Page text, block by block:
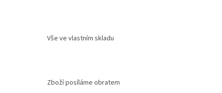
Vše ve vlastním skladu
Zboží posíláme obratem